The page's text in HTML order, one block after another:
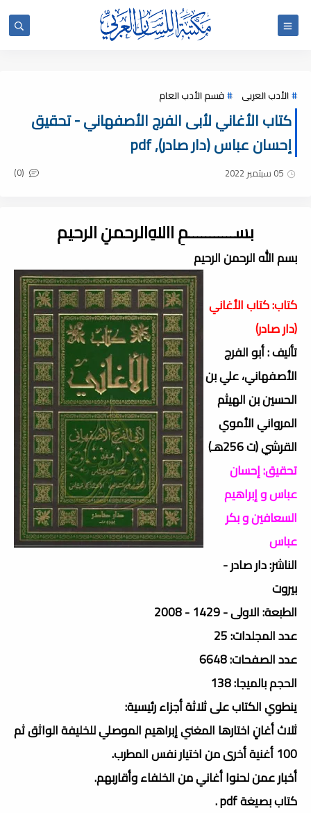
الأدب العربى قسم الأدب العام
كتاب الأغاني لأبى الفرج الأصفهاني - تحقيق
إحسان عباس (دار صادر), pdf
05 سبتمبر 2022 (0)
بســـــــــــمِ اﷲِالرحمنِ الرحيم
بسم الله الرحمن الرحيم
كتاب: كتاب الأغاني
(دار صادر)
تأليف : أبو الفرج
الأصفهاني، علي بن
الحسين بن الهيثم
المرواني الأموي
القرشي (ت 256هـ)
تحقيق: إحسان
عباس و إبراهيم
السعافين و بكر
عباس
الناشر: دار صادر -
بيروت
الطبعة: الاولى - 1429 - 2008
عدد المجلدات: 25
عدد الصفحات: 6648
الحجم بالميجا: 138
ينطوي الكتاب على ثلاثة أجزاء رئيسية:
ثلاث أغانٍ اختارها المغني إبراهيم الموصلي للخليفة الواثق ثم
100 أغنية أخرى من اختيار نفس المطرب.
أخبار عمن لحنوا أغاني من الخلفاء وأقاربهم.
كتاب بصيغة pdf .